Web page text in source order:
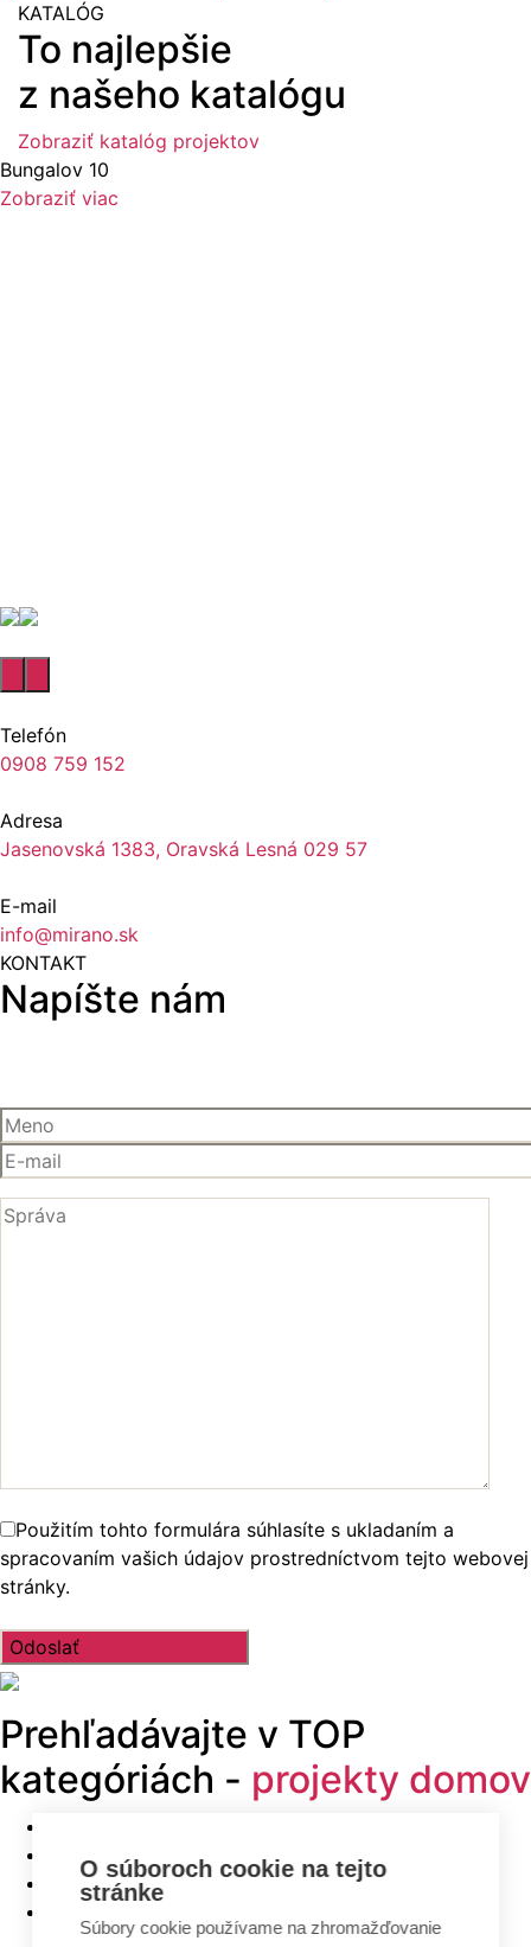
KATALÓG
To najlepšie
z našeho katalógu
Zobraziť katalóg projektov
Telefón
0908 759 152
Adresa
Jasenovská 1383, Oravská Lesná 029 57
E-mail
info@mirano.sk
KONTAKT
Napíšte nám
Použitím tohto formulára súhlasíte s ukladaním a
spracovaním vašich údajov prostredníctvom tejto webovej
stránky.
Prehľadávajte v TOP
kategóriách - projekty domov
Poschodové domy
Malé domy
O súboroch cookie na tejto
stránke
Súbory cookie používame na zhromažďovanie